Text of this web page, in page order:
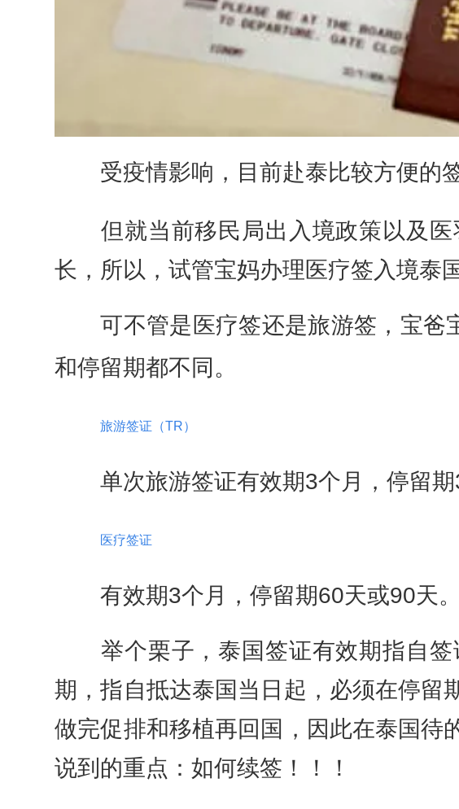
受疫情影响，目前赴泰比较方便的
但就当前移民局出入境政策以及医
长，所以，试管宝妈办理医疗签入境泰
可不管是医疗签还是旅游签，宝爸
和停留期都不同。
旅游签证（TR）
单次旅游签证有效期3个月，停留期
医疗签证
有效期3个月，停留期60天或90天。
举个栗子，泰国签证有效期指自签
期，指自抵达泰国当日起，必须在停留
做完促排和移植再回国，因此在泰国待
说到的重点：如何续签！！！